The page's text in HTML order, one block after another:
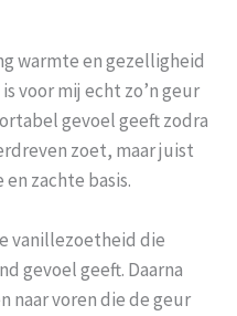
warmte en gezelligheid
voor mij echt zo’n geur
gevoel geeft zodra
zoet, maar juist
zachte basis.
vanillezoetheid die
gevoel geeft. Daarna
naar voren die de geur